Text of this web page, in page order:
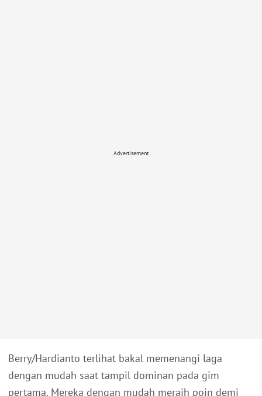
Advertisement
Berry/Hardianto terlihat bakal memenangi laga
dengan mudah saat tampil dominan pada gim
pertama. Mereka dengan mudah meraih poin demi